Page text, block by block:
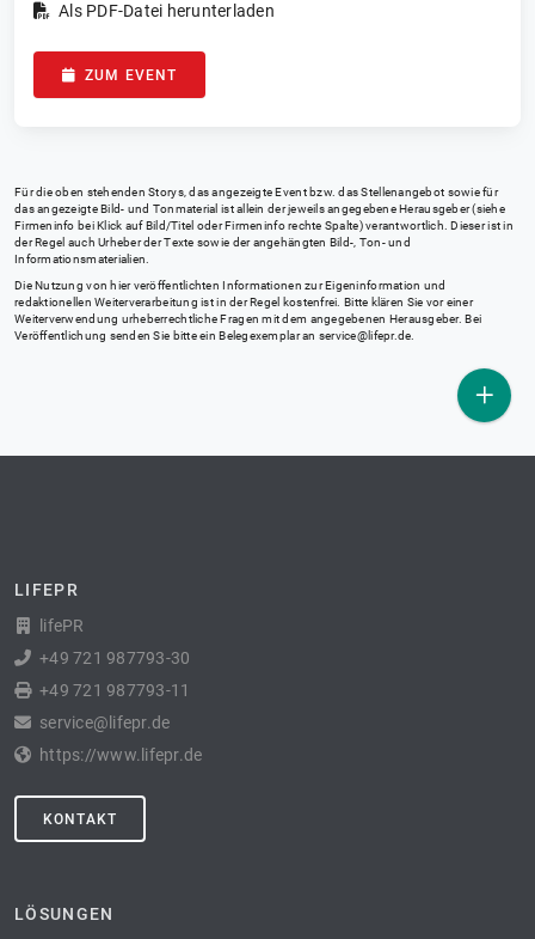
Als PDF-Datei herunterladen
ZUM EVENT
Für die oben stehenden Storys, das angezeigte Event bzw. das Stellenangebot sowie für
das angezeigte Bild- und Tonmaterial ist allein der jeweils angegebene Herausgeber (siehe
Firmeninfo bei Klick auf Bild/Titel oder Firmeninfo rechte Spalte) verantwortlich. Dieser ist in
der Regel auch Urheber der Texte sowie der angehängten Bild-, Ton- und
Informationsmaterialien.
Die Nutzung von hier veröffentlichten Informationen zur Eigeninformation und
redaktionellen Weiterverarbeitung ist in der Regel kostenfrei. Bitte klären Sie vor einer
Weiterverwendung urheberrechtliche Fragen mit dem angegebenen Herausgeber. Bei
Veröffentlichung senden Sie bitte ein Belegexemplar an service@lifepr.de
LIFEPR
lifePR
+49 721 987793-30
+49 721 987793-11
service@lifepr.de
https://www.lifepr.de
KONTAKT
LÖSUNGEN